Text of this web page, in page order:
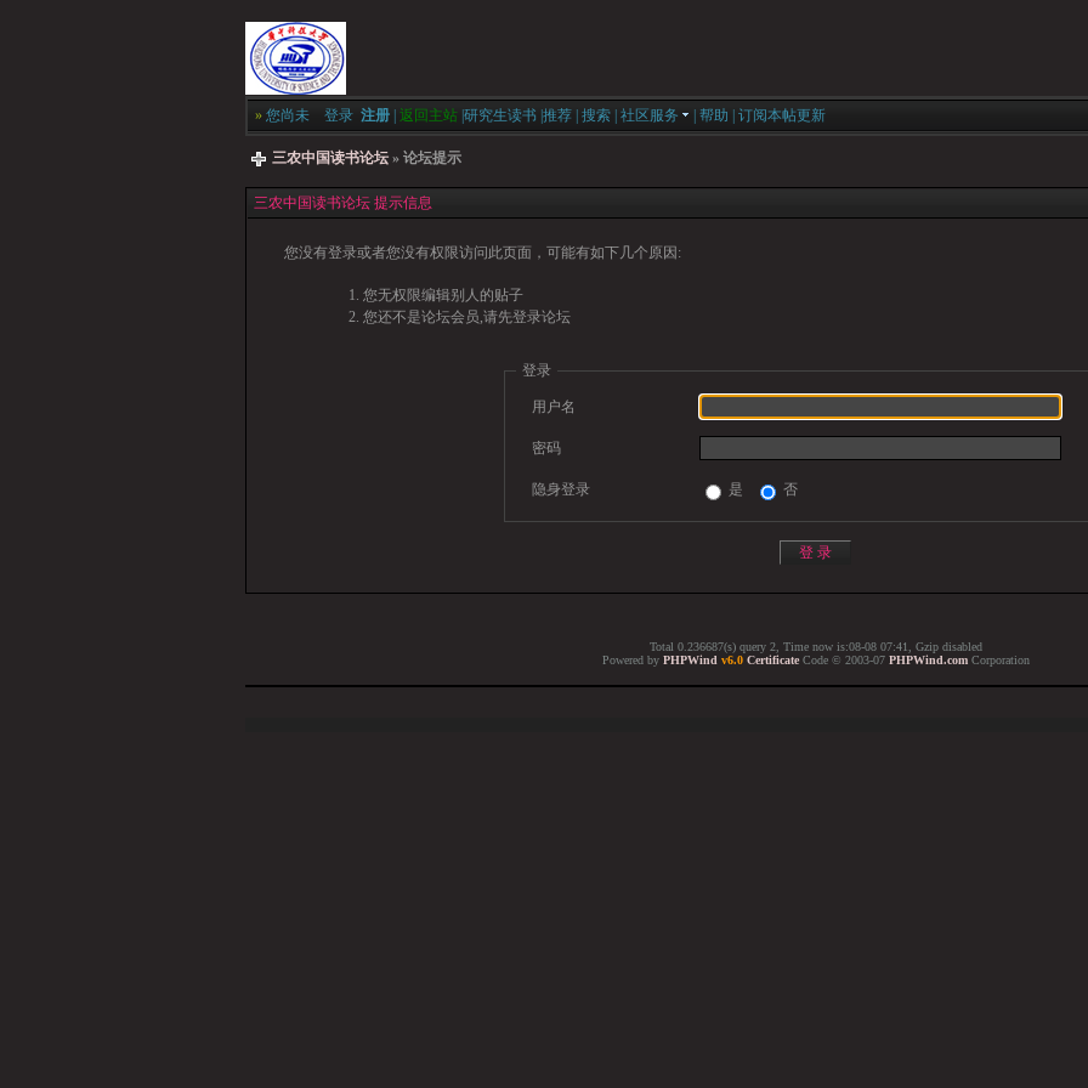
» 您尚未 登录 注册 返回主站 研究生读书 推荐 搜索 社区服务 帮助 订阅本帖更新
三农中国读书论坛 » 论坛提示
三农中国读书论坛 提示信息
您没有登录或者您没有权限访问此页面，可能有如下几个原因:
您无权限编辑别人的贴子
您还不是论坛会员,请先登录论坛
登录
用户名
密码
隐身登录 是 否
Total 0.236687(s) query 2, Time now is:08-08 07:41, Gzip disabled
Powered by PHPWind v6.0 Certificate Code © 2003-07 PHPWind.com Corporation